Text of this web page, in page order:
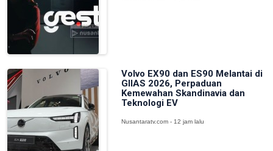
Volvo EX90 dan ES90 Melantai di
GIIAS 2026, Perpaduan
Kemewahan Skandinavia dan
Teknologi EV
Nusantaratv.com - 12 jam lalu